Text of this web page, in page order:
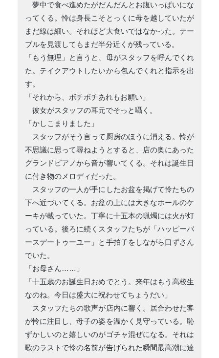
夢中で食べ進めたがだんだんとお腹いっぱいにな
ってくる。怜は身長こそとっくに母を越していたが
まだ線は細い。それほど大食いではなかった。テー
ブルを見渡してもまだ半分近くが残っている。
「もう無理」と言うと、母がスタッフを呼んでくれ
た。テイクアウトしたいから包んでくれと指示を出
す。
「それから、ボチボチあれもお願い」
彼女がスタッフの耳元でそっと囁く。
「かしこまりました」
スタッフがそう言って厨房のほうに消える。怜が
不思議に思って尋ねようとすると、店の奥にあった
グランドピアノから音が響いてくる。それは誕生日
に付き物のメロディだった。
スタッフの一人が手にしたお盆を掲げて怜たちの
下へ近づいてくる。お盆の上には大きなホールのケ
ーキが載っていた。丁寧に十五本の蝋燭には火が灯
っている。後ろに続くスタッフたちが「ハッピーバ
ースデートゥーユー」と手拍子をしながら口ずさん
でいた。
「お母さん……」
「十五歳のお誕生日おめでとう。来年はもう高校生
なのね。今日は盛大に祝わせてちょうだい」
スタッフたちの歌声が店内に響く。居合わせた客
が怜に注目し、母子の姿を温かく見守っている。恥
ずかしいのと嬉しいのがゴチャ混ぜになる。それは
歌のラストで怜の名前が告げられた瞬間最高潮に達